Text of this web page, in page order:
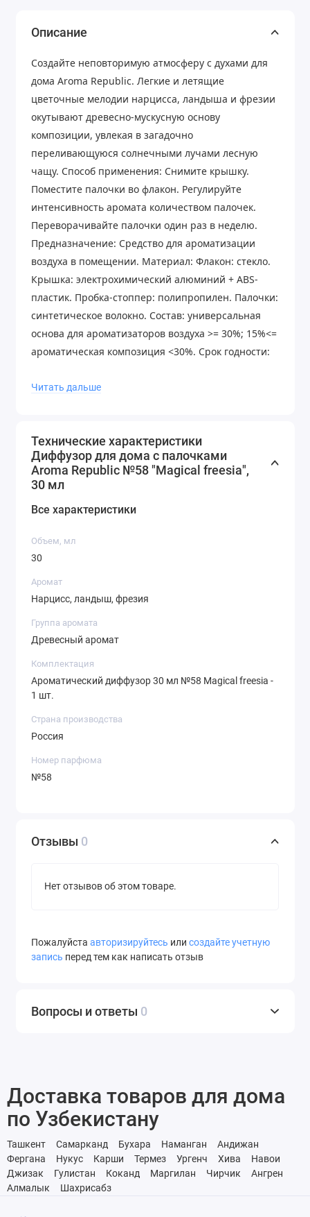
Описание
Создайте неповторимую атмосферу с духами для
дома Aroma Republic. Легкие и летящие
цветочные мелодии нарцисса, ландыша и фрезии
окутывают древесно-мускусную основу
композиции, увлекая в загадочно
переливающуюся солнечными лучами лесную
чащу. Способ применения: Снимите крышку.
Поместите палочки во флакон. Регулируйте
интенсивность аромата количеством палочек.
Переворачивайте палочки один раз в неделю.
Предназначение: Средство для ароматизации
воздуха в помещении. Материал: Флакон: стекло.
Крышка: электрохимический алюминий + ABS-
пластик. Пробка-стоппер: полипропилен. Палочки:
синтетическое волокно. Состав: универсальная
основа для ароматизаторов воздуха >= 30%; 15%<=
ароматическая композиция <30%. Срок годности:
недоступном для детей месте. Перед
Рекомендации по уходу: Не разбавлять водой и
другими маслами. Не ставить на незащищённую
окрашенную или лакированную поверхность, во
покрытия.
Читать дальше
Технические характеристики
Диффузор для дома с палочками
Aroma Republic №58 "Magical freesia",
30 мл
Все характеристики
Объем, мл
30
Аромат
Нарцисс, ландыш, фрезия
Группа аромата
Древесный аромат
Комплектация
Ароматический диффузор 30 мл №58 Magical freesia -
1 шт.
Страна производства
Россия
Номер парфюма
№58
Отзывы 0
Нет отзывов об этом товаре.
Пожалуйста авторизируйтесь или создайте учетную
запись перед тем как написать отзыв
Вопросы и ответы 0
Доставка товаров для дома
по Узбекистану
Ташкент Самарканд Бухара Наманган
Андижан
Фергана
Нукус Карши Термез Ургенч Хива
Навои
Джизак
Гулистан Коканд Маргилан Чирчик
Ангрен
Алмалык
Шахрисабз